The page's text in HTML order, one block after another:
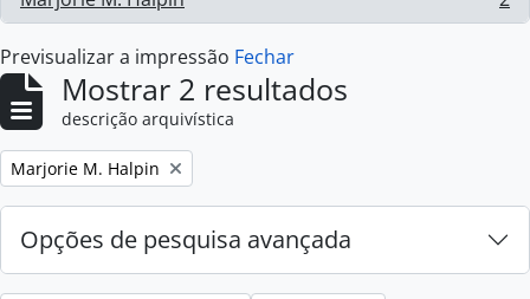
, 2 resultados
Previsualizar a impressão Fechar
Mostrar 2 resultados
descrição arquivística
Remove filter:
Marjorie M. Halpin
Opções de pesquisa avançada